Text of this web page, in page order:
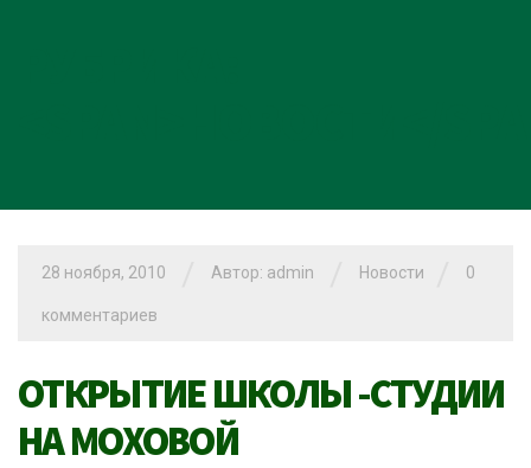
28 ноября, 2010 Автор: admin Новости 0
комментариев
ОТКРЫТИЕ ШКОЛЫ -СТУДИИ
НА МОХОВОЙ